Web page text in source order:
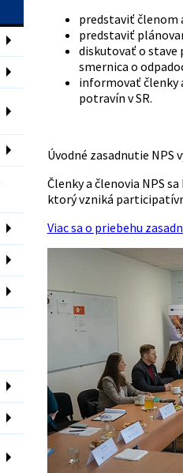
predstaviť členom
predstaviť
diskutovať o stave
smernica o
informovať členky
potravín v SR.
Úvodné zasadnutie
Členky a členovia NPS
ktorý vzniká
Viac sa o priebehu